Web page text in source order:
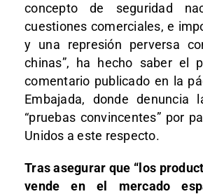
concepto de seguridad
cuestiones comerciales, e
y una represión perversa
chinas”, ha hecho saber el
comentario publicado en la
Embajada, donde denuncia
“pruebas convincentes” por
Unidos a este respecto.
Tras asegurar que “los
vende en el mercado